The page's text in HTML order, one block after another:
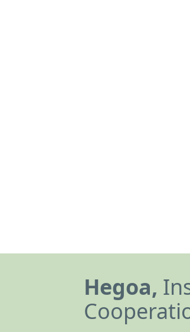
Hegoa,